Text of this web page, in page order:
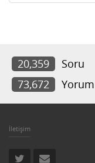
20,359 Soru
73,672
Yorum
İletişim